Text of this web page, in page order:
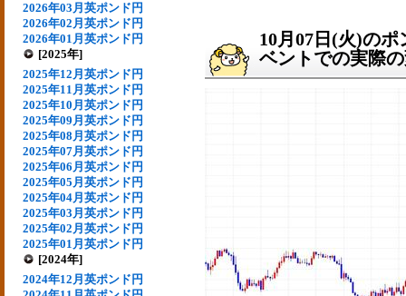
2026年03月英ポンド円
2026年02月英ポンド円
2026年01月英ポンド円
[2025年]
2025年12月英ポンド円
2025年11月英ポンド円
2025年10月英ポンド円
2025年09月英ポンド円
2025年08月英ポンド円
2025年07月英ポンド円
2025年06月英ポンド円
2025年05月英ポンド円
2025年04月英ポンド円
2025年03月英ポンド円
2025年02月英ポンド円
2025年01月英ポンド円
[2024年]
2024年12月英ポンド円
10月07日(火)の
ベントでの実際